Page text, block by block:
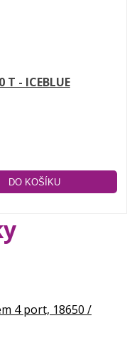
T - ICEBLUE
4 port, 18650 /